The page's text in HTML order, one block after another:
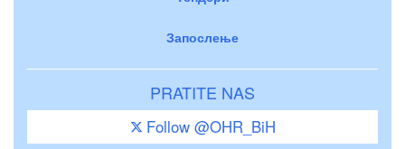
Запослење
PRATITE NAS
Follow @OHR_BiH